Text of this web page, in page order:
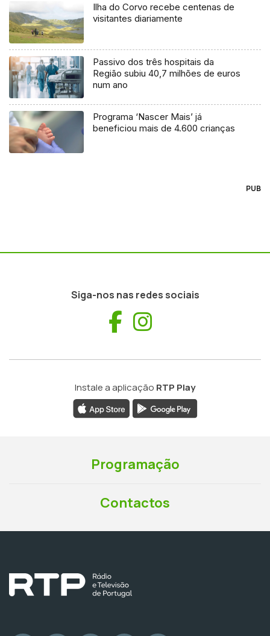
Ilha do Corvo recebe centenas de
visitantes diariamente
Passivo dos três hospitais da
Região subiu 40,7 milhões de euros
num ano
Programa ‘Nascer Mais’ já
beneficiou mais de 4.600 crianças
PUB
Siga-nos nas redes sociais
Facebook
Instale a aplicação RTP Play
Programação
Contactos